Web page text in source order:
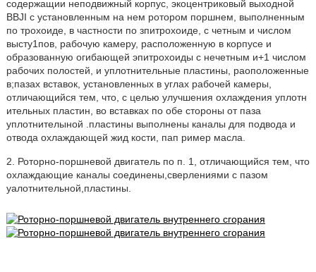
содержащии неподвижный корпус, экоцентриковый выходной
BBJI с установленным на нем ротором поршнем, выполненным
по трохоиде, в частности по зпитрохоиде, с четным и числом
высту1пов, рабочую камеру, расположенную в корпусе и
образованную огибающей эпитрохоиды с нечетным и+1 числом
рабочих полостей, и уплотнительные пластины, раоположенные
в;пазах вставок, установленных в углах рабочей камеры,
отличающийся тем, что, с целью улучшения охлаждения уплотн
ительных пластин, во вставках по обе стороны от паза
уплотнителыной .пластины выполнены каналы для подвода и
отвода охлаждающей жид кости, пап ример масла.
2. Роторно-поршневой двигатель по п. 1, отличающийся тем, что
охлаждающие каналы соединены,сверлениями с пазом
уалотнительной,пластины.